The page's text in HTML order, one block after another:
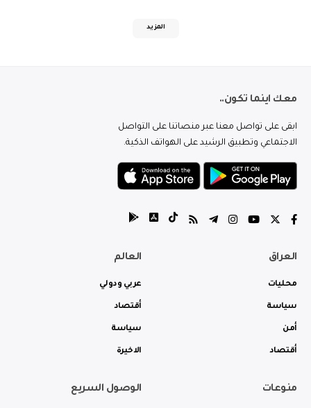
المزيد
معك اينما تكون..
ابقى على تواصل معنا عبر منصاتنا على التواصل
الاجتماعي وتطبيق الرشيد على الهواتف الذكية.
العراق
محليات
سياسة
أمن
أقتصاد
العالم
عربي ودولي
أقتصاد
سياسة
الاخيرة
منوعات الوصول السريع